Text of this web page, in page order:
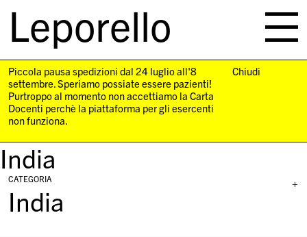
Leporello
navigation
Piccola pausa spedizioni dal 24 luglio all'8
settembre. Speriamo possiate essere pazienti!
Purtroppo al momento non accettiamo la Carta
Docenti perchè la piattaforma per gli esercenti
non funziona.
Chiudi
India
+
CATEGORIA
India